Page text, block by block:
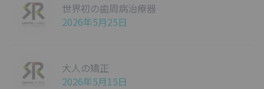
世界初の歯周病治療器
2026年5月25日
大人の矯正
2026年5月15日